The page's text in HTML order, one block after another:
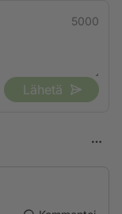
5000
Lähetä